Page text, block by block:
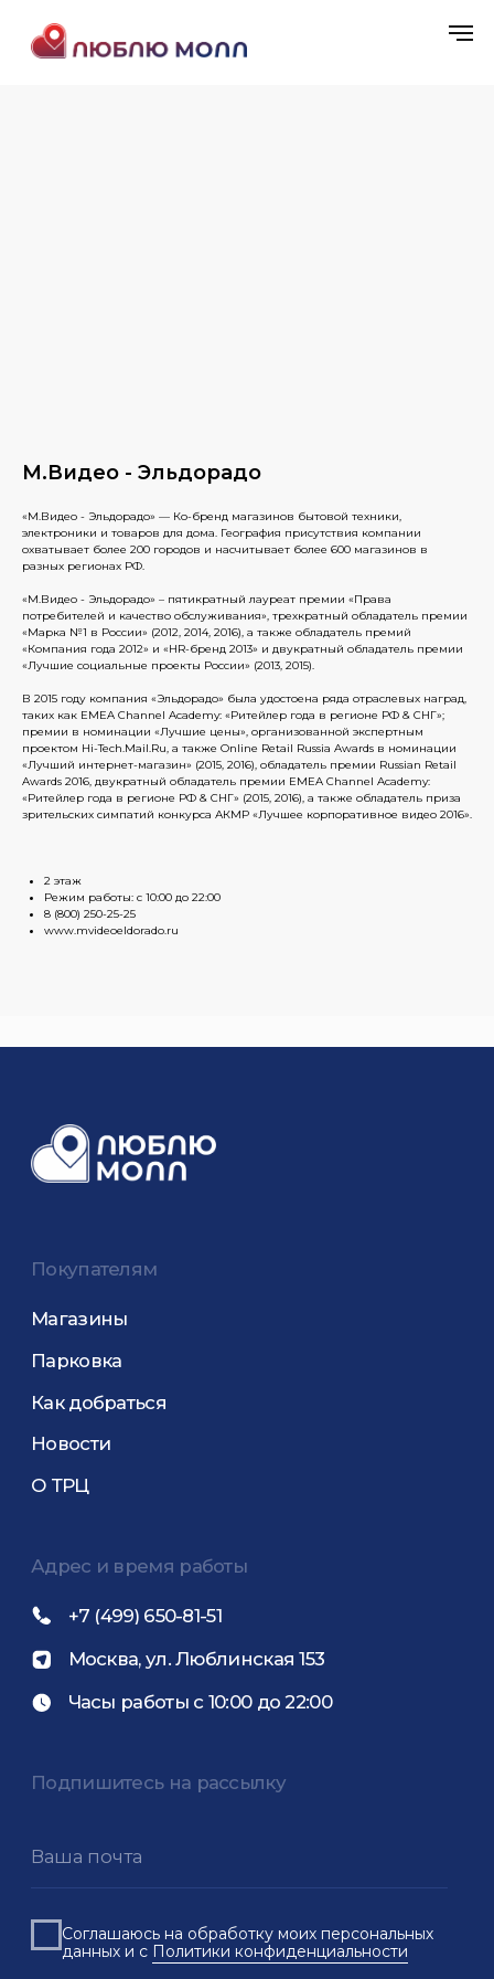
М.Видео - Эльдорадо
«М.Видео - Эльдорадо» — Ко-бренд магазинов бытовой техники,
электроники и товаров для дома. География присутствия компании
охватывает более 200 городов и насчитывает более 600 магазинов в
разных регионах РФ.
«М.Видео - Эльдорадо» – пятикратный лауреат премии «Права
потребителей и качество обслуживания», трехкратный обладатель премии
«Марка №1 в России» (2012, 2014, 2016), а также обладатель премий
«Компания года 2012» и «HR-бренд 2013» и двукратный обладатель премии
«Лучшие социальные проекты России» (2013, 2015).
В 2015 году компания «Эльдорадо» была удостоена ряда отраслевых наград,
таких как EMEA Channel Academy: «Ритейлер года в регионе РФ & СНГ»;
премии в номинации «Лучшие цены», организованной экспертным
проектом Hi-Tech.Mail.Ru, а также Online Retail Russia Awards в номинации
«Лучший интернет-магазин» (2015, 2016), обладатель премии Russian Retail
Awards 2016, двукратный обладатель премии EMEA Channel Academy:
«Ритейлер года в регионе РФ & СНГ» (2015, 2016), а также обладатель приза
зрительских симпатий конкурса АКМР «Лучшее корпоративное видео 2016».
2 этаж
Режим работы: с 10:00 до 22:00
8 (800) 250-25-25
www.mvideoeldorado.ru
Москва, ул. Люблинская 153
+7 (499) 650-81-51
Продолжая использовать сайт, вы даете согласие на
данных, в соответствии сПолитикой
Подпишитесь на рассылку
Покупателям
данных и с
Подписаться на расссылку